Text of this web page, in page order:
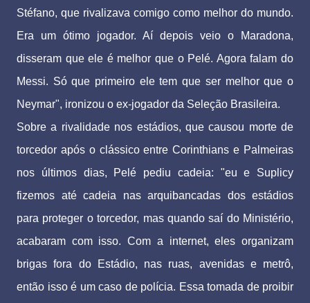
Stéfano, que rivalizava comigo como melhor do mundo.
Era um ótimo jogador. Aí depois veio o Maradona,
disseram que ele é melhor que o Pelé. Agora falam do
Messi. Só que primeiro ele tem que ser melhor que o
Neymar", ironizou o ex-jogador da Seleção Brasileira.
Sobre a rivalidade nos estádios, que causou morte de
torcedor após o clássico entre Corinthians e Palmeiras
nos últimos dias, Pelé pediu cadeia: "eu e Suplicy
fizemos até cadeia nas arquibancadas dos estádios
para proteger o torcedor, mas quando saí do Ministério,
acabaram com isso. Com a internet, eles organizam
brigas fora do Estádio, nas ruas, avenidas e metrô,
então isso é um caso de polícia. Essa tomada de proibir